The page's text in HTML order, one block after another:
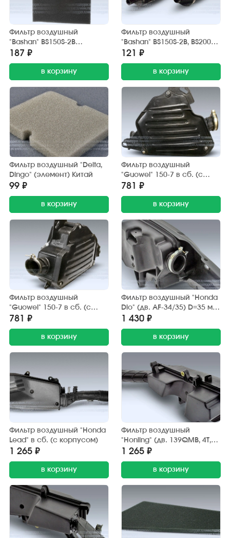
Фильтр воздушный
"Bashan" BS150S-2B
(элемент)
187 ₽
в корзину
Фильтр воздушный
"Bashan" BS150S-2В, BS200S-
7A, BS250S-11B клапана
отработанных газов
121 ₽
в корзину
Фильтр воздушный "Delta,
Dingo" (элемент) Китай
99 ₽
в корзину
Фильтр воздушный
"Guowei" 150-7 в сб. (с
корпусом) левый
781 ₽
в корзину
Фильтр воздушный
"Guowei" 150-7 в сб. (с
корпусом) правый
781 ₽
в корзину
Фильтр воздушный "Honda
Dio" (дв. AF-34/35) D=35 мм.
в сб. (с корпусом)
1 430 ₽
в корзину
Фильтр воздушный "Honda
Lead" в сб. (с корпусом)
1 265 ₽
в корзину
Фильтр воздушный
"Honling" (дв. 139QMB, 4Т,
50 см3) в сб. (с корпусом)
1 265 ₽
в корзину